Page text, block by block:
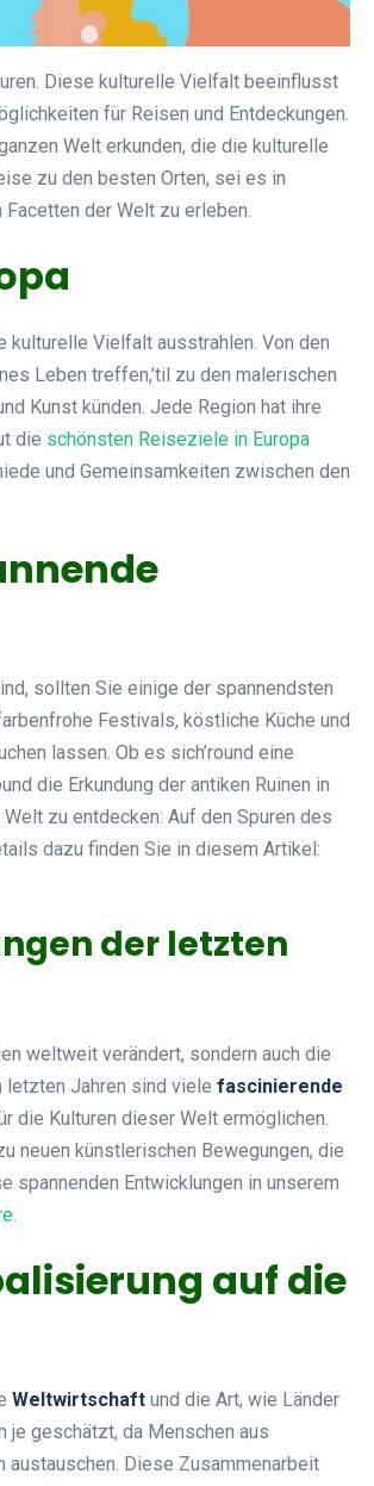
Diese kulturelle Vielfalt beeinflusst
für Reisen und Entdeckungen.
Welt erkunden, die die kulturelle
zu den besten Orten, sei es in
der Welt zu erleben.
kulturelle Vielfalt ausstrahlen. Von den
Leben treffen,’til zu den malerischen
Kunst künden. Jede Region hat ihre
die schönsten Reiseziele in Europa
und Gemeinsamkeiten zwischen den
sollten Sie einige der spannendsten
Festivals, köstliche Küche und
lassen. Ob es sich’round eine
die Erkundung der antiken Ruinen in
zu entdecken: Auf den Spuren des
dazu finden Sie in diesem Artikel:
der letzten
weltweit verändert, sondern auch die
letzten Jahren sind viele fascinierende
die Kulturen dieser Welt ermöglichen.
neuen künstlerischen Bewegungen, die
spannenden Entwicklungen in unserem
auf die
Weltwirtschaft und die Art, wie Länder
je geschätzt, da Menschen aus
austauschen. Diese Zusammenarbeit